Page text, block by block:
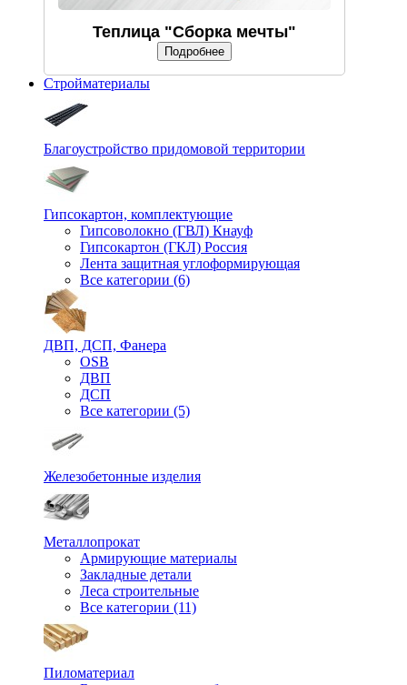
Теплица "Сборка мечты"
Подробнее
Стройматериалы
Благоустройство придомовой территории
Гипсокартон, комплектующие
Гипсоволокно (ГВЛ) Кнауф
Гипсокартон (ГКЛ) Россия
Лента защитная углоформирующая
Все категории (6)
ДВП, ДСП, Фанера
OSB
ДВП
ДСП
Все категории (5)
Железобетонные изделия
Металлопрокат
Армирующие материалы
Закладные детали
Леса строительные
Все категории (11)
Пиломатериал